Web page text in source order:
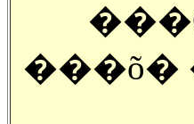
���õ�